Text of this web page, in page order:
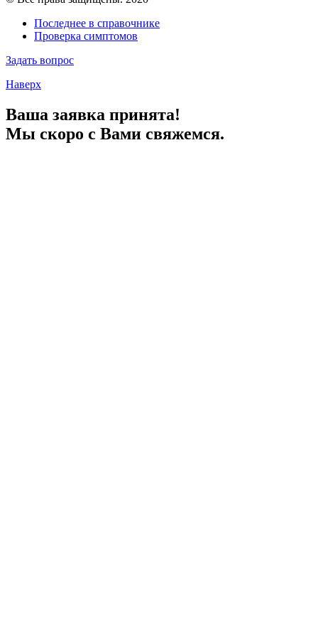
Последнее в справочнике
Проверка симптомов
Задать вопрос
Наверх
Ваша заявка принята!
Мы скоро с Вами свяжемся.